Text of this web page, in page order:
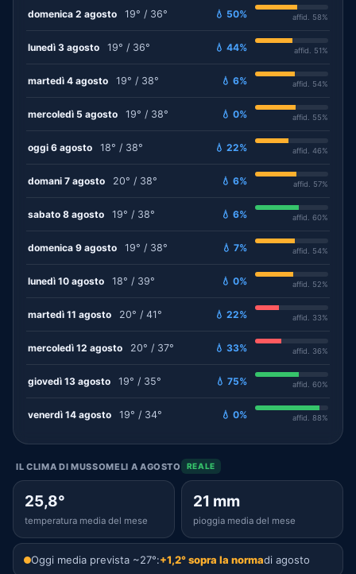
domenica 2 agosto 19° / 36° 💧 50% affid. 58%
lunedì 3 agosto 19° / 36° 💧 44% affid. 51%
martedì 4 agosto 19° / 38° 💧 6% affid. 54%
mercoledì 5 agosto 19° / 38° 💧 0% affid. 55%
oggi 6 agosto 18° / 38° 💧 22% affid. 46%
domani 7 agosto 20° / 38° 💧 6% affid. 57%
sabato 8 agosto 19° / 38° 💧 6% affid. 60%
domenica 9 agosto 19° / 38° 💧 7% affid. 54%
lunedì 10 agosto 18° / 39° 💧 0% affid. 52%
martedì 11 agosto 20° / 41° 💧 22% affid. 33%
mercoledì 12 agosto 20° / 37° 💧 33% affid. 36%
giovedì 13 agosto 19° / 35° 💧 75% affid. 60%
venerdì 14 agosto 19° / 34° 💧 0% affid. 88%
IL CLIMA DI MUSSOMELI A AGOSTO REALE
25,8°
temperatura media del mese
21 mm
pioggia media del mese
Oggi media prevista ~27°:+1,2° sopra la normadi agosto